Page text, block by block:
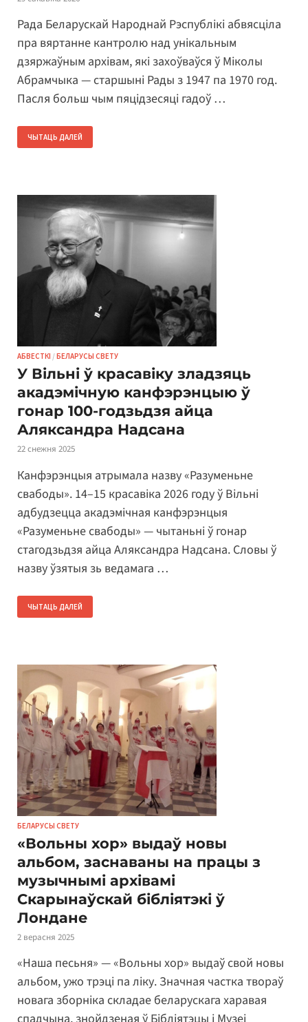
Рада Беларускай Народнай Рэспублікі абвясціла
пра вяртанне кантролю над унікальным
дзяржаўным архівам, які захоўваўся ў Міколы
Абрамчыка — старшыні Рады з 1947 па 1970 год.
Пасля больш чым пяцідзесяці гадоў …
ЧЫТАЦЬ ДАЛЕЙ
АБВЕСТКІ /БЕЛАРУСЫ СВЕТУ
У Вільні ў красавіку зладзяць
акадэмічную канфэрэнцыю ў
гонар 100-годзьдзя айца
Аляксандра Надсана
22 снежня 2025
Канфэрэнцыя атрымала назву «Разуменьне
свабоды». 14–15 красавіка 2026 году ў Вільні
адбудзецца акадэмічная канфэрэнцыя
«Разуменьне свабоды» — чытаньні ў гонар
стагодзьдзя айца Аляксандра Надсана. Словы ў
назву ўзятыя зь ведамага …
ЧЫТАЦЬ ДАЛЕЙ
БЕЛАРУСЫ СВЕТУ
«Вольны хор» выдаў новы
альбом, заснаваны на працы з
музычнымі архівамі
Скарынаўскай бібліятэкі ў
Лондане
2 верасня 2025
«Наша песьня» — «Вольны хор» выдаў свой новы
альбом, ужо трэці па ліку. Значная частка твораў
новага зборніка складае беларускага харавая